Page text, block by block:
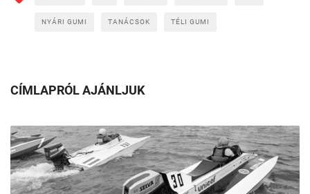
NYÁRI GUMI TANÁCSOK TÉLI GUMI
CÍMLAPRÓL AJÁNLJUK